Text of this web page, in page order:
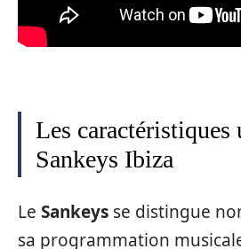
Les caractéristiques
Sankeys Ibiza
Le Sankeys se distingue
sa programmation